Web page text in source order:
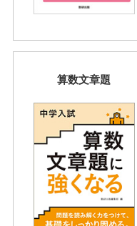
算数文章題